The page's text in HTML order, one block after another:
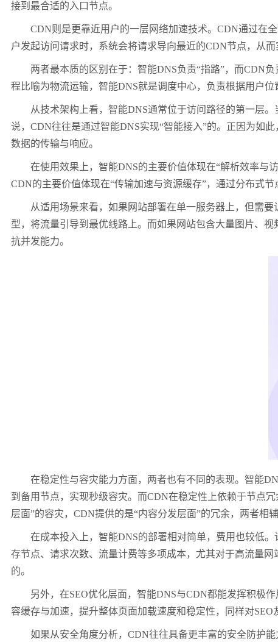
接到最合适的入口节点。
CDN则是更靠近用户的一层网络加速技术。CDN通过在全
户发起访问请求时，系统会将请求导向最近的CDN节点，从
两者最本质的区别在于：智能DNS负责“指路”，而CDN负
程比喻为物流运输，智能DNS就是调度中心，负责根据用户
从技术架构上看，智能DNS通常位于访问路径的第一层。
说，CDN往往是通过智能DNS实现“智能接入”的。正因为如
数据的传输与响应。
在使用效果上，智能DNS的主要价值体现在“解析效率与访
CDN的主要价值体现在“传输加速与资源缓存”，通过分布式
从适用场景来看，如果网站部署在单一服务器上，但需要
型，将流量引导到最优线路上。而如果网站包含大量图片、
抗并发能力。
在稳定性与容灾能力方面，两者也有不同的表现。智能
到备用节点，实现秒级容灾。而CDN在稳定性上依赖于节点
层面”的容灾，CDN提供的是“内容分发层面”的冗余，两者相
在成本投入上，智能DNS的部署相对简单，费用也较低。
存节点、请求次数、流量计费等多项成本，尤其对于高流量
的。
另外，在SEO优化层面，智能DNS与CDN都能发挥积极作
容缓存与加速，提升整体页面加载速度和稳定性，同样对
如果从安全角度分析，CDN往往具备更丰富的安全防护能